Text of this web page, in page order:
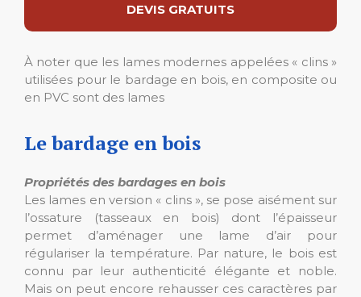
DEVIS GRATUITS
À noter que les lames modernes appelées « clins »
utilisées pour le bardage en bois, en composite ou
en PVC sont des lames
Le bardage en bois
Propriétés des bardages en bois
Les lames en version « clins », se pose aisément sur
l’ossature (tasseaux en bois) dont l’épaisseur
permet d’aménager une lame d’air pour
régulariser la température. Par nature, le bois est
connu par leur authenticité élégante et noble.
Mais on peut encore rehausser ces caractères par